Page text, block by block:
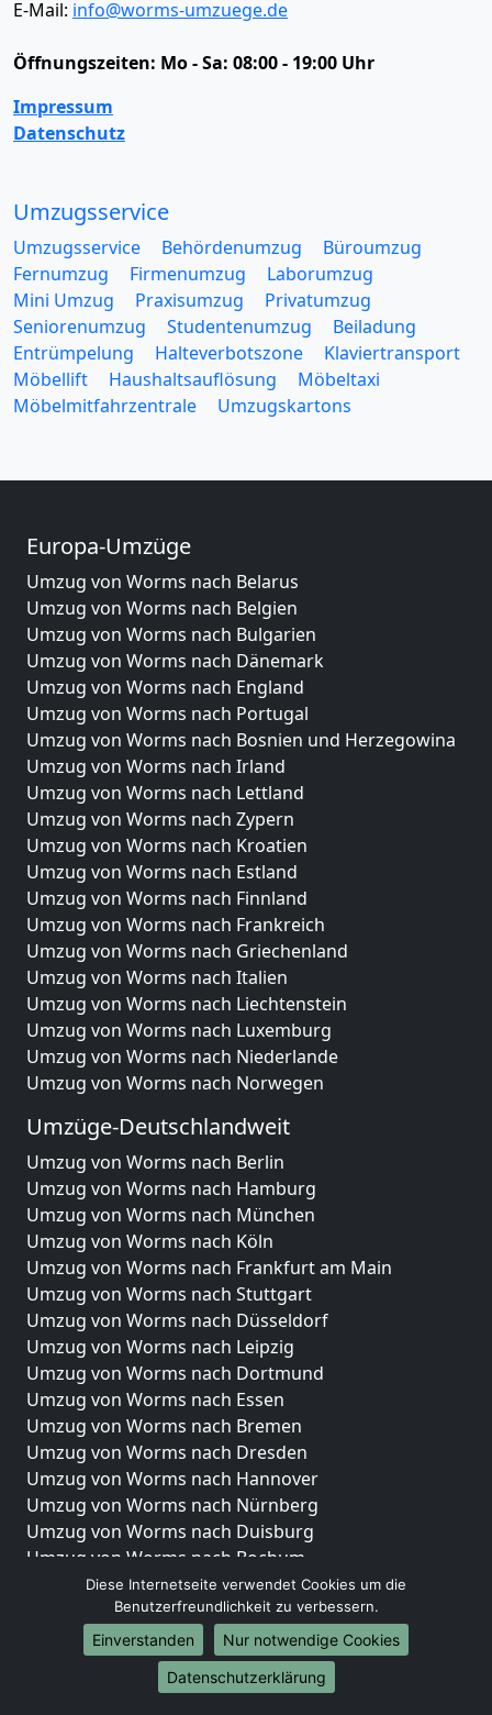
E-Mail: info@worms-umzuege.de
Öffnungszeiten: Mo - Sa: 08:00 - 19:00 Uhr
Impressum
Datenschutz
Umzugsservice
Umzugsservice Behördenumzug
Büroumzug
Fernumzug
Firmenumzug
Laborumzug
Mini Umzug
Praxisumzug
Privatumzug
Seniorenumzug
Studentenumzug
Beiladung
Entrümpelung
Halteverbotszone
Klaviertransport
Möbellift
Haushaltsauflösung
Möbeltaxi
Möbelmitfahrzentrale
Umzugskartons
Europa-Umzüge
Umzug von Worms nach Belarus
Umzug von Worms nach Belgien
Umzug von Worms nach Bulgarien
Umzug von Worms nach Dänemark
Umzug von Worms nach England
Umzug von Worms nach Portugal
Umzug von Worms nach Bosnien und Herzegowina
Umzug von Worms nach Irland
Umzug von Worms nach Lettland
Umzug von Worms nach Zypern
Umzug von Worms nach Kroatien
Umzug von Worms nach Estland
Umzug von Worms nach Finnland
Umzug von Worms nach Frankreich
Umzug von Worms nach Griechenland
Umzug von Worms nach Italien
Umzug von Worms nach Liechtenstein
Umzug von Worms nach Luxemburg
Umzug von Worms nach Niederlande
Umzug von Worms nach Norwegen
Umzüge-Deutschlandweit
Umzug von Worms nach Berlin
Umzug von Worms nach Hamburg
Umzug von Worms nach München
Umzug von Worms nach Köln
Umzug von Worms nach Frankfurt am Main
Umzug von Worms nach Stuttgart
Umzug von Worms nach Düsseldorf
Umzug von Worms nach Leipzig
Umzug von Worms nach Dortmund
Umzug von Worms nach Essen
Umzug von Worms nach Bremen
Umzug von Worms nach Dresden
Umzug von Worms nach Hannover
Umzug von Worms nach Nürnberg
Umzug von Worms nach Duisburg
Umzug von Worms nach Bochum
Umzug von Worms nach Wuppertal
Umzug von Worms nach Bielefeld
Umzug von Worms nach Bonn
Umzug von Worms nach Münster
Diese Internetseite verwendet Cookies um die
Benutzerfreundlichkeit zu verbessern.
Einverstanden
Nur notwendige Cookies
Datenschutzerklärung